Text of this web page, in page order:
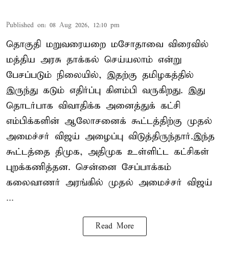
Published on: 08 Aug 2026, 12:10 pm
தொகுதி மறுவரையறை மசோதாவை விரைவில்
மத்திய அரசு தாக்கல் செய்யலாம் என்று
பேசப்படும் நிலையில், இதற்கு தமிழகத்தில்
இருந்து கடும் எதிர்ப்பு கிளம்பி வருகிறது. இது
தொடர்பாக விவாதிக்க அனைத்துக் கட்சி
எம்பிக்களின் ஆலோசனைக் கூட்டத்திற்கு முதல்
அமைச்சர் விஜய் அழைப்பு விடுத்திருந்தார்.இந்த
கூட்டத்தை திமுக, அதிமுக உள்ளிட்ட கட்சிகள்
புறக்கணித்தன. சென்னை சேப்பாக்கம்
கலைவாணர் அரங்கில் முதல் அமைச்சர் விஜய்
...
Read More